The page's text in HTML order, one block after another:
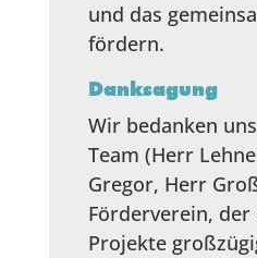
und das
fördern.
Danksagung
Wir bedanken
Team (Herr
Gregor, Herr
Förderverein, der
Projekte